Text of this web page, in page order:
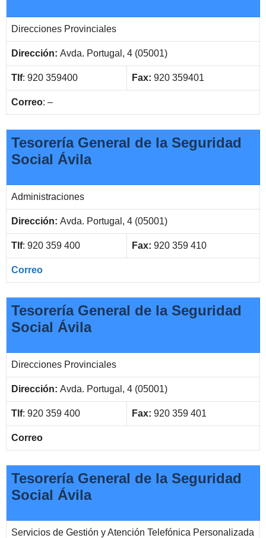
Direcciones Provinciales
Dirección: Avda. Portugal, 4 (05001)
Tlf: 920 359400 Fax: 920 359401
Correo: –
Tesorería General de la Seguridad
Social Ávila
Administraciones
Dirección: Avda. Portugal, 4 (05001)
Tlf: 920 359 400 Fax: 920 359 410
Correo
Tesorería General de la Seguridad
Social Ávila
Direcciones Provinciales
Dirección: Avda. Portugal, 4 (05001)
Tlf: 920 359 400 Fax: 920 359 401
Correo
Tesorería General de la Seguridad
Social Ávila
Servicios de Gestión y Atención Telefónica Personalizada